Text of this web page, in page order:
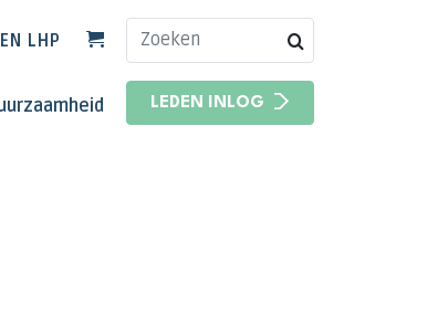
HOOFDNAVIGATIE
LHP
LEDEN INLOG